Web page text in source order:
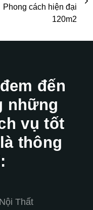
Phong cách hiện đại
120m2
đến
những
vụ tốt
thông
Thất